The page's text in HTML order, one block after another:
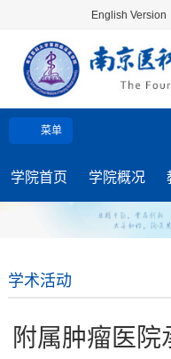
English Version
菜单
学院首页 学院概况
学术活动
附属肿瘤医